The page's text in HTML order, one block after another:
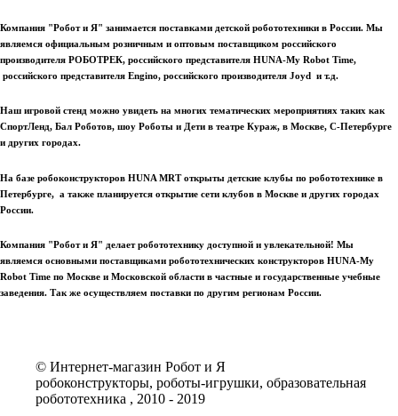
Компания "Робот и Я" занимается поставками детской робототехники в России. Мы
являемся официальным розничным и оптовым поставщиком российского
производителя РОБОТРЕК, российского представителя HUNA-My Robot Time,
российского представителя Engino, российского производителя Joyd и т.д.
Наш игровой стенд можно увидеть на многих тематических мероприятиях таких как
СпортЛенд, Бал Роботов, шоу Роботы и Дети в театре Кураж, в Москве, С-Петербурге
и других городах.
На базе робоконструкторов HUNA MRT открыты детские клубы по робототехнике в
Петербурге, а также планируется открытие сети клубов в Москве и других городах
России.
Компания "Робот и Я" делает робототехнику доступной и увлекательной! Мы
являемся основными поставщиками робототехнических конструкторов HUNA-My
Robot Time по Москве и Московской области в частные и государственные учебные
заведения. Так же осуществляем поставки по другим регионам России.
© Интернет-магазин Робот и Я
робоконструкторы, роботы-игрушки, образовательная
робототехника , 2010 - 2019